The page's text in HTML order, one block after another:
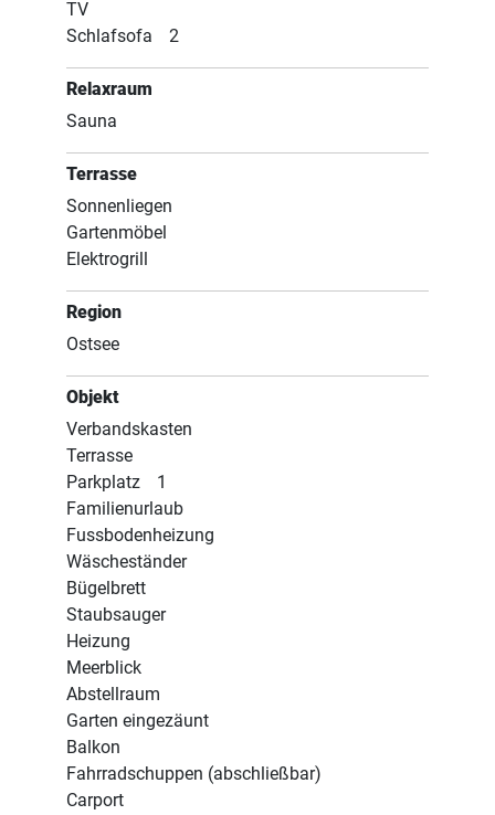
TV
Schlafsofa
2
Relaxraum
Sauna
Terrasse
Sonnenliegen
Gartenmöbel
Elektrogrill
Region
Ostsee
Objekt
Verbandskasten
Terrasse
Parkplatz
1
Familienurlaub
Fussbodenheizung
Wäscheständer
Bügelbrett
Staubsauger
Heizung
Meerblick
Abstellraum
Garten eingezäunt
Balkon
Fahrradschuppen (abschließbar)
Carport